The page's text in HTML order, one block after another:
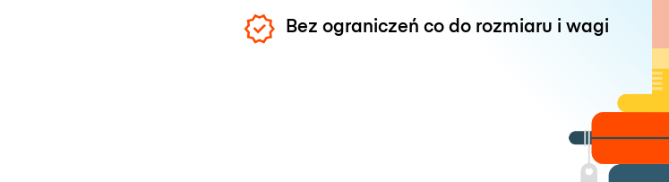
Bez ograniczeń co do rozmiaru i wagi